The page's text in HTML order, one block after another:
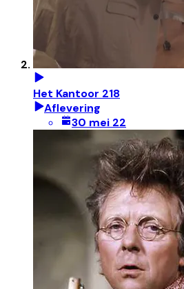
Het Kantoor 218
Aflevering
30 mei 22